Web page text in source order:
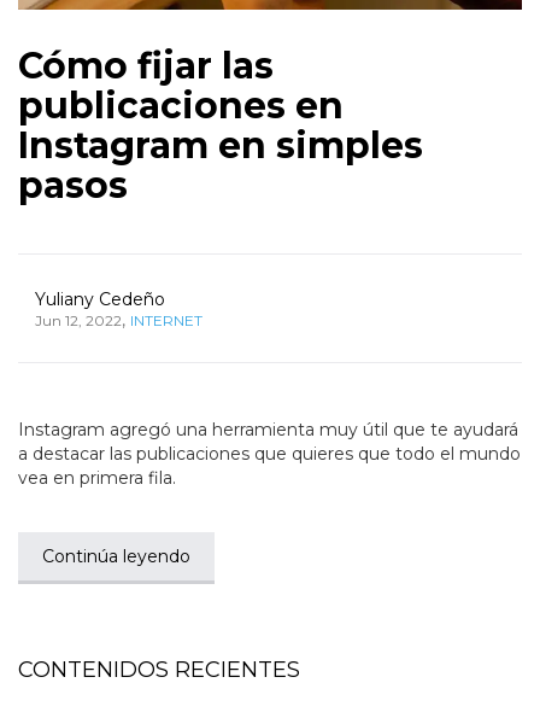
Cómo fijar las
publicaciones en
Instagram en simples
pasos
Yuliany Cedeño
Jun 12, 2022, INTERNET
Instagram agregó una herramienta muy útil que te ayudará
a destacar las publicaciones que quieres que todo el mundo
vea en primera fila.
Continúa leyendo
CONTENIDOS RECIENTES